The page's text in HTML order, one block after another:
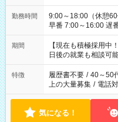
勤務時間
9:00～18:00（休憩60分） ■ご希望があれば下記シフ
早番 7:00～16:00 遅番 10:00～
い」 「余裕を持って
たくない」 など、ご希望
の方へ 今ご覧のお仕
の勤務時間。 合計で
期間
【現在も積極採用
日後の就業も相談可
特徴 履歴書不要 / 40～50
上の大量募集 / 電話
気になる！